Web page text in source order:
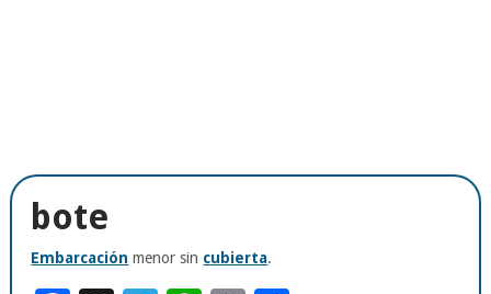
bote
Embarcación menor sin cubierta.